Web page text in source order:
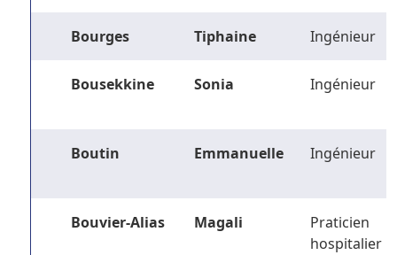
Bourges Tiphaine Ingénieur
Bousekkine Sonia Ingénieur
Boutin Emmanuelle Ingénieur
Bouvier-Alias Magali
Praticien
hospitalier